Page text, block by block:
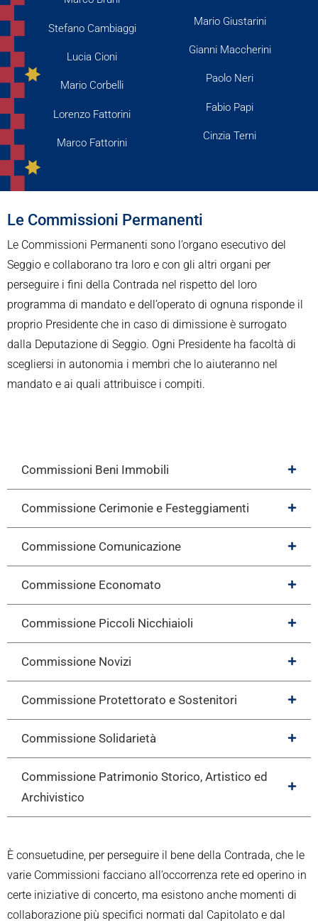
Stefano Cambiaggi
Lucia Cioni
Mario Corbelli
Lorenzo Fattorini
Marco Fattorini
Mario Giustarini
Gianni Maccherini
Paolo Neri
Fabio Papi
Cinzia Terni
Le Commissioni Permanenti
Le Commissioni Permanenti sono l’organo esecutivo del
Seggio e collaborano tra loro e con gli altri organi per
perseguire i fini della Contrada nel rispetto del loro
programma di mandato e dell’operato di ognuna risponde il
proprio Presidente che in caso di dimissione è surrogato
dalla Deputazione di Seggio. Ogni Presidente ha facoltà di
scegliersi in autonomia i membri che lo aiuteranno nel
mandato e ai quali attribuisce i compiti.
Commissioni Beni Immobili
Commissione Cerimonie e Festeggiamenti
Commissione Comunicazione
Commissione Economato
Commissione Piccoli Nicchiaioli
Commissione Novizi
Commissione Protettorato e Sostenitori
Commissione Solidarietà
Commissione Patrimonio Storico, Artistico ed
Archivistico
È consuetudine, per perseguire il bene della Contrada, che le
varie Commissioni facciano all’occorrenza rete ed operino in
certe iniziative di concerto, ma esistono anche momenti di
collaborazione più specifici normati dal Capitolato e dal